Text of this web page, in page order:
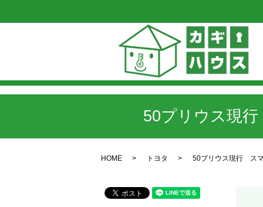
50プリウス現
HOME トヨタ 50プリウス現行 ス